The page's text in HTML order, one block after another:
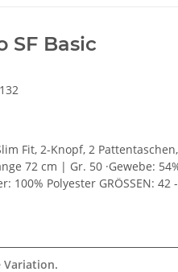
SF Basic
Fit, 2-Knopf, 2
72 cm | Gr. 50 ·Gewebe:
100% Polyester GRÖSSEN: 42
Variation.